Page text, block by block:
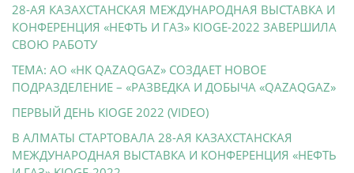
28-АЯ КАЗАХСТАНСКАЯ МЕЖДУНАРОДНАЯ ВЫСТАВКА И
КОНФЕРЕНЦИЯ «НЕФТЬ И ГАЗ» KIOGE-2022 ЗАВЕРШИЛА
СВОЮ РАБОТУ
ТЕМА: АО «НК QAZAQGAZ» СОЗДАЕТ НОВОЕ
ПОДРАЗДЕЛЕНИЕ – «РАЗВЕДКА И ДОБЫЧА «QAZAQGAZ»
ПЕРВЫЙ ДЕНЬ KIOGE 2022 (VIDEO)
В АЛМАТЫ СТАРТОВАЛА 28-АЯ КАЗАХСТАНСКАЯ
МЕЖДУНАРОДНАЯ ВЫСТАВКА И КОНФЕРЕНЦИЯ «НЕФТЬ